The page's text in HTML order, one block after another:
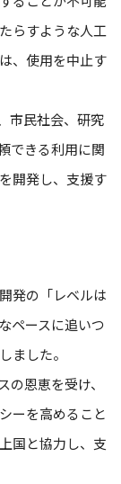
らすような人工
、使用を中止す
市民社会、研究
できる利用に関
開発し、支援す
発の「レベルは
ペースに追いつ
ました。
恩恵を受け、
ーを高めること
国と協力し、支